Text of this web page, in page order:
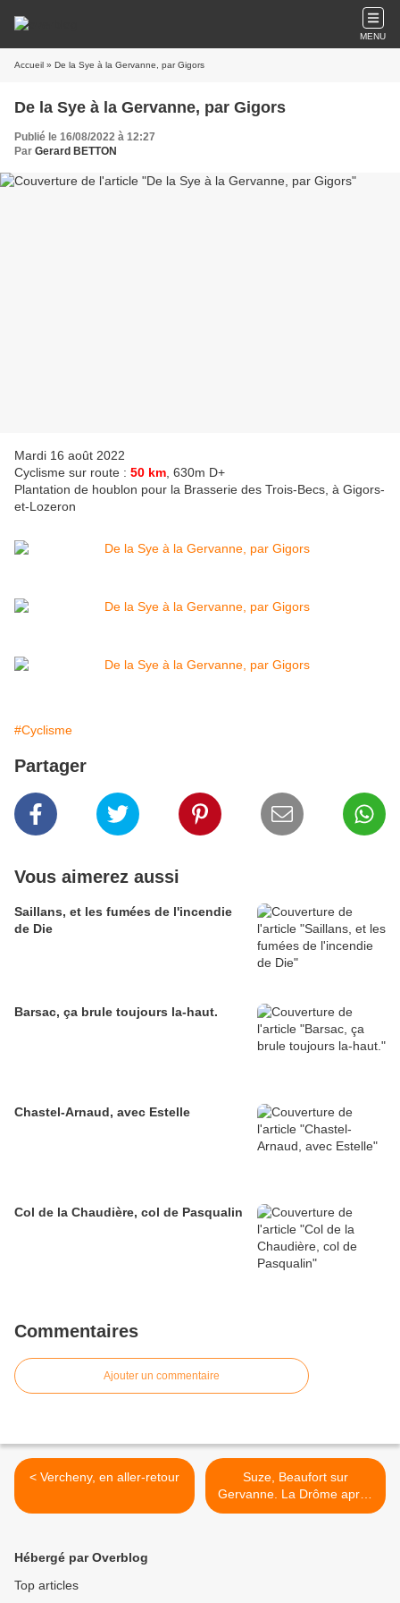
MENU
Accueil » De la Sye à la Gervanne, par Gigors
De la Sye à la Gervanne, par Gigors
Publié le 16/08/2022 à 12:27
Par Gerard BETTON
Mardi 16 août 2022
Cyclisme sur route : 50 km , 630m D+
Plantation de houblon pour la Brasserie des Trois-Becs, à Gigors-
et-Lozeron
#Cyclisme
Partager
Vous aimerez aussi
Saillans, et les fumées de l'incendie
de Die
Barsac, ça brule toujours la-haut.
Chastel-Arnaud, avec Estelle
Col de la Chaudière, col de Pasqualin
Commentaires
Ajouter un commentaire
< Vercheny, en aller-retour
Suze, Beaufort sur
Gervanne. La Drôme après
la pluie >
Hébergé par Overblog
Top articles